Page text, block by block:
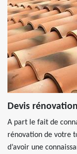
Devis
A part le fait de
rénovation de votre
d’avoir une